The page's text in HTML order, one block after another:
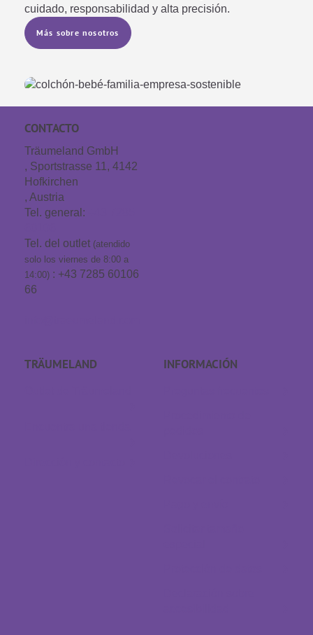
cuidado, responsabilidad y alta precisión.
Más sobre nosotros
CONTACTO
Träumeland GmbH
, Sportstrasse 11, 4142
Hofkirchen
, Austria
Tel. general:
Tel. del outlet (atendido
solo los viernes de 8:00 a
14:00) : +43 7285 60106
66
TRÄUMELAND INFORMACIÓN